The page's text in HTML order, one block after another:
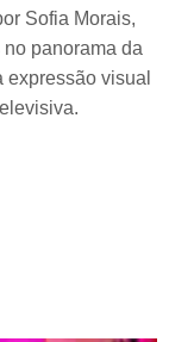
Sofia Morais,
panorama da
visual